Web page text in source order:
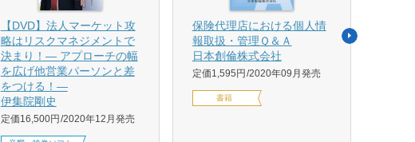
【DVD】法人マーケット攻
略はリスクマネジメントで
決まり！― アプローチの幅
を広げ他営業パーソンと差
をつける！―
伊集院剛史
定価16,500円 2020年12月発売
保険代理店における個人情
報取扱・管理Ｑ＆Ａ
日本創倫株式会社
定価1,595円 2020年09月発売
書籍